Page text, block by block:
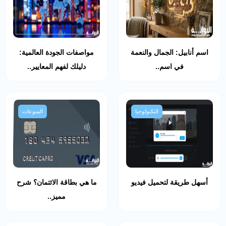
اسم أنابيل: الجمال والنعمة
في اسم..
مواصفات الجودة العالمية:
دليلك لفهم المعايير..
التكنولوجيا
أسهل طريقة لتحميل فيديو
المنوعات
ما هي بطاقة الائتمان؟ شرح
مميز..